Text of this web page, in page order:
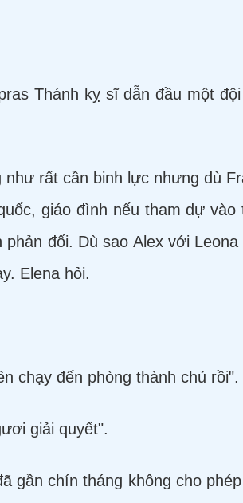
Thánh kỵ sĩ dẫn đầu một
rất cần binh lực nhưng dù
giáo đình nếu tham dự
đối. Dù sao Alex với
Elena hỏi.
chạy đến phòng thành chủ rồi".
giải quyết".
gần chín tháng không cho